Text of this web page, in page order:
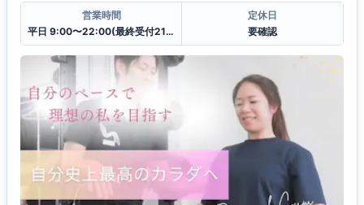
営業時間
平日 9:00〜22:00(最終受付21:00)
定休日
要確認